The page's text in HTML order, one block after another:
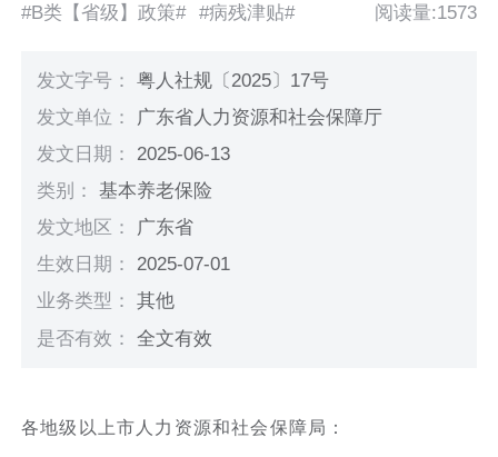
#B类【省级】政策# #病残津贴# 阅读量:1573
发文字号：粤人社规〔2025〕17号
发文单位： 广东省人力资源和社会保障厅
发文日期： 2025-06-13
类别：基本养老保险
发文地区： 广东省
生效日期： 2025-07-01
业务类型：其他
是否有效：全文有效
各地级以上市人力资源和社会保障局：